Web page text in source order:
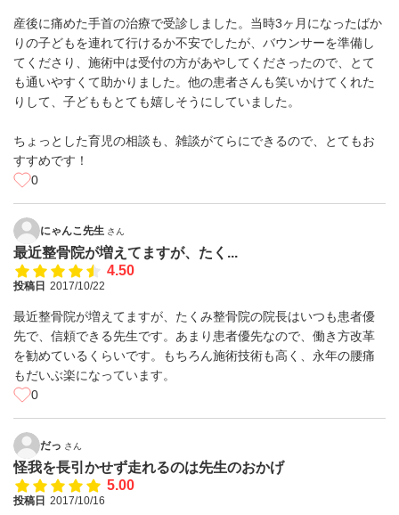
産後に痛めた手首の治療で受診しました。当時3ヶ月になったばか
りの子どもを連れて行けるか不安でしたが、バウンサーを準備し
てくださり、施術中は受付の方があやしてくださったので、とて
も通いやすくて助かりました。他の患者さんも笑いかけてくれた
りして、子どももとても嬉しそうにしていました。
ちょっとした育児の相談も、雑談がてらにできるので、とてもお
すすめです！
0
にゃんこ先生 さん
最近整骨院が増えてますが、たく...
4.50
投稿日 2017/10/22
最近整骨院が増えてますが、たくみ整骨院の院長はいつも患者優
先で、信頼できる先生です。あまり患者優先なので、働き方改革
を勧めているくらいです。もちろん施術技術も高く、永年の腰痛
もだいぶ楽になっています。
0
だっ さん
怪我を長引かせず走れるのは先生のおかげ
5.00
投稿日 2017/10/16